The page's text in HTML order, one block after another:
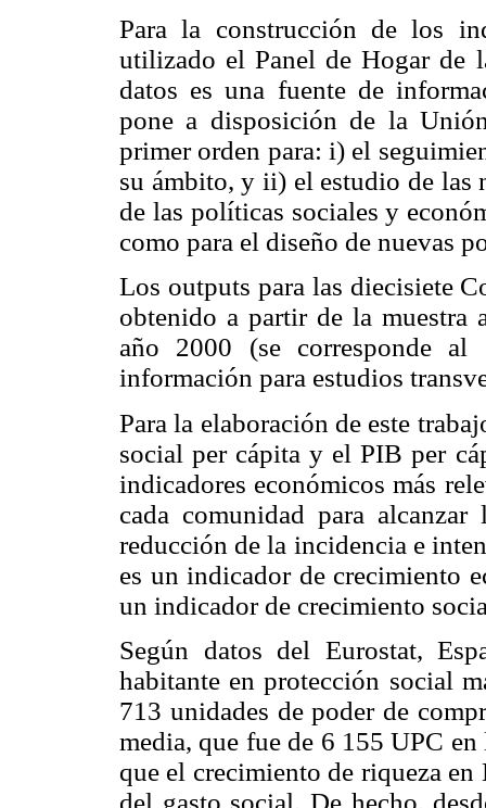
Para la construcción de los
utilizado el Panel de Hogar de
datos es una fuente de
pone a disposición de la
primer orden para: i) el
su ámbito, y ii) el estudio de las
de las políticas sociales y
como para el diseño de nuevas
Los outputs para las diecisiete
obtenido a partir de la muestra
año 2000 (se corresponde
información para estudios
Para la elaboración de este
social per cápita y el PIB per
indicadores económicos más
cada comunidad para
reducción de la incidencia e
es un indicador de crecimiento
un indicador de crecimiento
Según datos del Eurostat,
habitante en protección social
713 unidades de poder de
media, que fue de 6 155 UPC
que el crecimiento de riqueza en
del gasto social. De hecho,